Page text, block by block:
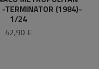
-TERMINATOR (1984)-
1/24
42,90 €